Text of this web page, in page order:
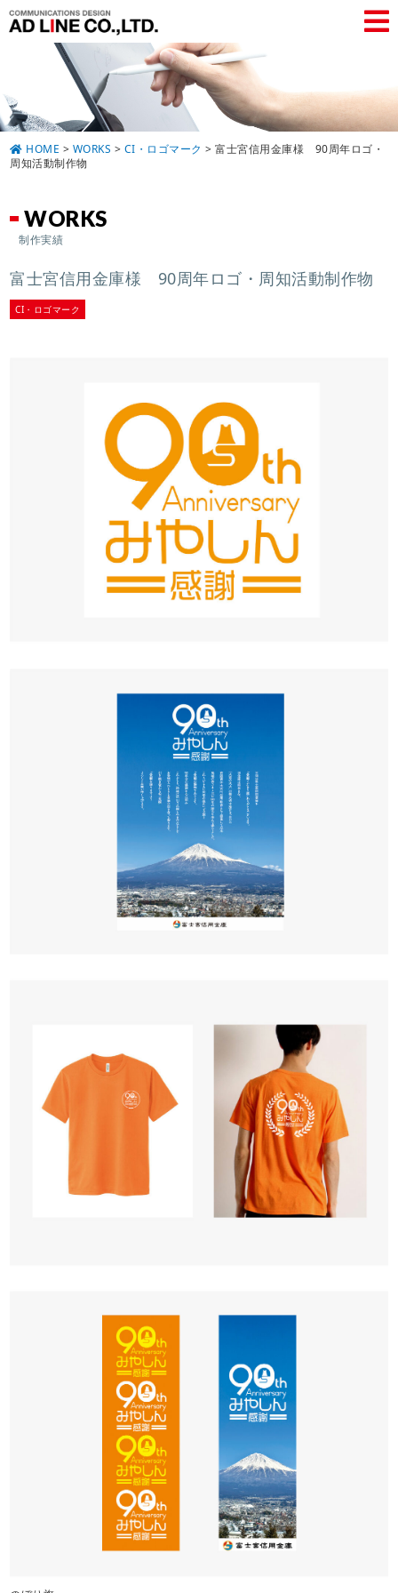
HOME > WORKS > CI・ロゴマーク >富士宮信用金庫様 90周年ロゴ・
周知活動制作物
WORKS
制作実績
富士宮信用金庫様 90周年ロゴ・周知活動制作物
CI・ロゴマーク